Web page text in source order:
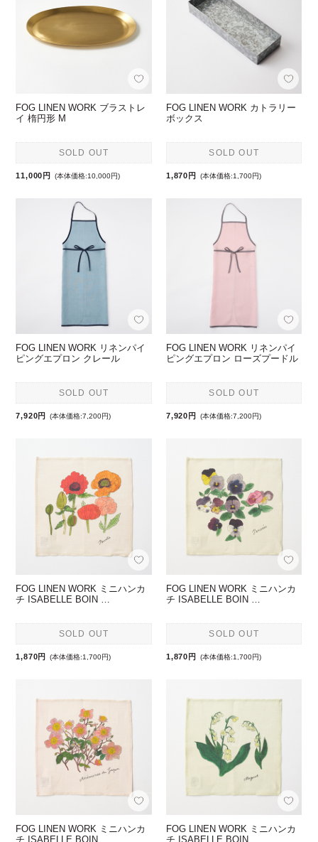
FOG LINEN WORK ブラストレ
イ 楕円形 M
SOLD OUT
11,000円 (本体価格:10,000円)
FOG LINEN WORK カトラリー
ボックス
SOLD OUT
1,870円 (本体価格:1,700円)
FOG LINEN WORK リネンパイ
ピングエプロン クレール
SOLD OUT
7,920円 (本体価格:7,200円)
FOG LINEN WORK リネンパイ
ピングエプロン ローズプードル
SOLD OUT
7,920円 (本体価格:7,200円)
FOG LINEN WORK ミニハンカ
チ ISABELLE BOIN …
SOLD OUT
1,870円 (本体価格:1,700円)
FOG LINEN WORK ミニハンカ
チ ISABELLE BOIN …
SOLD OUT
1,870円 (本体価格:1,700円)
FOG LINEN WORK ミニハンカ
チ ISABELLE BOIN …
FOG LINEN WORK ミニハンカ
チ ISABELLE BOIN …